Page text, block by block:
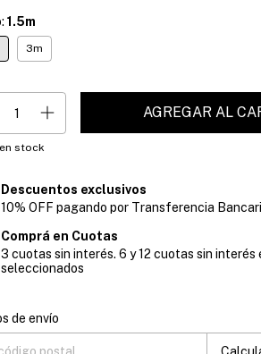
1.5m
3m
en stock
Descuentos exclusivos
10% OFF pagando por Transferencia
Comprá en Cuotas
3 cuotas sin interés. 6 y 12 cuotas sin interés
seleccionados
para el CP:
de envío